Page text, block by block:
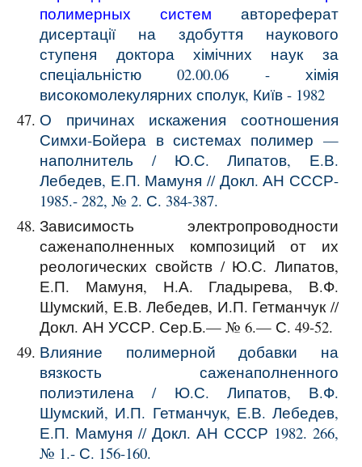
полимерных систем автореферат
дисертації на здобуття наукового
ступеня доктора хімічних наук за
спеціальністю 02.00.06 - хімія
високомолекулярних сполук, Київ - 1982
О причинах искажения соотношения
Симхи-Бойера в системах полимер —
наполнитель / Ю.С. Липатов, Е.В.
Лебедев, Е.П. Мамуня // Докл. АН СССР-
1985.- 282, № 2. С. 384-387.
Зависимость электропроводности
саженаполненных композиций от их
реологических свойств / Ю.С. Липатов,
Е.П. Мамуня, Н.А. Гладырева, В.Ф.
Шумский, Е.В. Лебедев, И.П. Гетманчук //
Докл. АН УССР. Сер.Б.— № 6.— С. 49-52.
Влияние полимерной добавки на
вязкость саженаполненного
полиэтилена / Ю.С. Липатов, В.Ф.
Шумский, И.П. Гетманчук, Е.В. Лебедев,
Е.П. Мамуня // Докл. АН СССР 1982. 266,
№ 1.- С. 156-160.